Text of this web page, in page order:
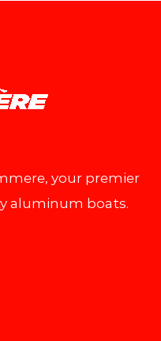
your premier
aluminum boats.